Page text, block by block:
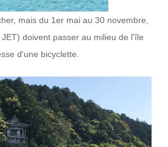
mais du 1er mai au 30 novembre,
doivent passer au milieu de l'île
d'une bicyclette.